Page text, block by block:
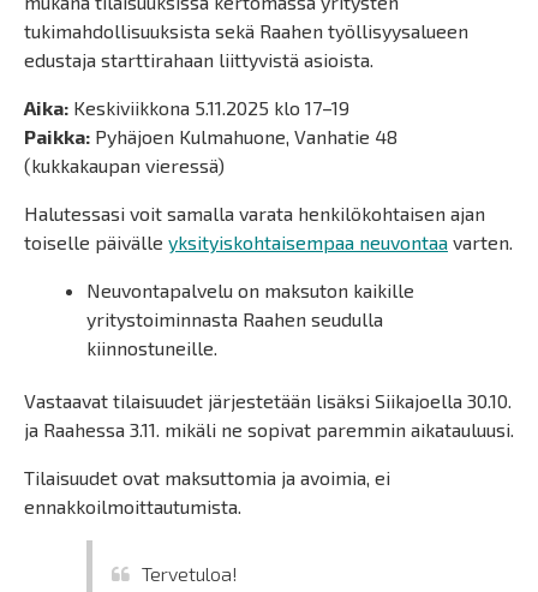
tukimahdollisuuksista sekä Raahen työllisyysalueen
edustaja starttirahaan liittyvistä asioista.
Aika: Keskiviikkona 5.11.2025 klo 17–19
Paikka: Pyhäjoen Kulmahuone, Vanhatie 48
(kukkakaupan vieressä)
Halutessasi voit samalla varata henkilökohtaisen ajan
toiselle päivälle yksityiskohtaisempaa neuvontaa varten.
Neuvontapalvelu on maksuton kaikille
yritystoiminnasta Raahen seudulla
kiinnostuneille.
Vastaavat tilaisuudet järjestetään lisäksi Siikajoella 30.10.
ja Raahessa 3.11. mikäli ne sopivat paremmin aikatauluusi.
Tilaisuudet ovat maksuttomia ja avoimia, ei
ennakkoilmoittautumista.
Tervetuloa!